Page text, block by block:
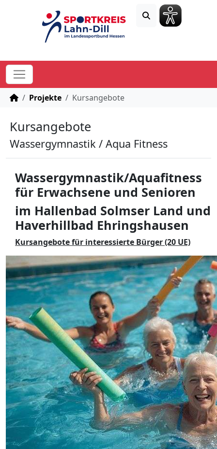
STARTSEITE
Projekte Kursangebote
Kursangebote
Wassergymnastik / Aqua Fitness
Wassergymnastik/Aquafitness
für Erwachsene und Senioren
im Hallenbad Solmser Land und
Haverhillbad Ehringshausen
Kursangebote für interessierte Bürger (20 UE)